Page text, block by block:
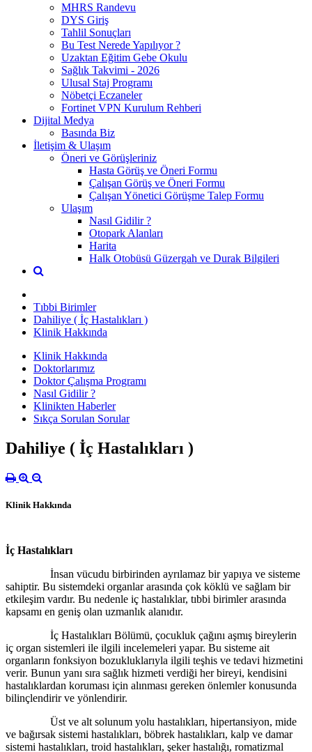
MHRS Randevu
DYS Giriş
Tahlil Sonuçları
Bu Test Nerede Yapılıyor ?
Uzaktan Eğitim Gebe Okulu
Sağlık Takvimi - 2026
Ulusal Staj Programı
Nöbetçi Eczaneler
Fortinet VPN Kurulum Rehberi
Dijital Medya
Basında Biz
İletişim & Ulaşım
Öneri ve Görüşleriniz
Hasta Görüş ve Öneri Formu
Çalışan Görüş ve Öneri Formu
Çalışan Yönetici Görüşme Talep Formu
Ulaşım
Nasıl Gidilir ?
Otopark Alanları
Harita
Halk Otobüsü Güzergah ve Durak Bilgileri
Tıbbi Birimler
Dahiliye ( İç Hastalıkları )
Klinik Hakkında
Klinik Hakkında
Doktorlarımız
Doktor Çalışma Programı
Nasıl Gidilir ?
Klinikten Haberler
Sıkça Sorulan Sorular
Dahiliye ( İç Hastalıkları )
Klinik Hakkında
İç Hastalıkları
İnsan vücudu birbirinden ayrılamaz bir yapıya ve sisteme
sahiptir. Bu sistemdeki organlar arasında çok köklü ve sağlam bir
etkileşim vardır. Bu nedenle iç hastalıklar, tıbbi birimler arasında
kapsamı en geniş olan uzmanlık alanıdır.
İç Hastalıkları Bölümü, çocukluk çağını aşmış bireylerin
iç organ sistemleri ile ilgili incelemeleri yapar. Bu sisteme ait
organların fonksiyon bozukluklarıyla ilgili teşhis ve tedavi hizmetini
verir. Bunun yanı sıra sağlık hizmeti verdiği her bireyi, kendisini
hastalıklardan koruması için alınması gereken önlemler konusunda
bilinçlendirir ve yönlendirir.
Üst ve alt solunum yolu hastalıkları, hipertansiyon, mide
ve bağırsak sistemi hastalıkları, böbrek hastalıkları, kalp ve damar
sistemi hastalıkları, troid hastalıkları, şeker hastalığı, romatizmal